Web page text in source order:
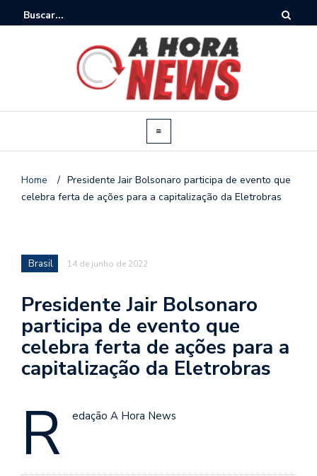
Home / Presidente Jair Bolsonaro participa de evento que
celebra ferta de ações para a capitalização da Eletrobras
Brasil 14 de junho de 2022
Presidente Jair Bolsonaro
participa de evento que
celebra ferta de ações para a
capitalização da Eletrobras
R edação A Hora News